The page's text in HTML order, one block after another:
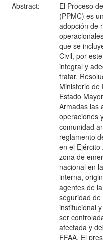
Abstract:
El Proceso
(PPMC) es
adopción de
que se
Civil, por
integral y
tratar.
Ministerio de
Estado
Armadas las
operaciones
comunidad
reglamento
en el
zona de
nacional en
interna,
agentes de
seguridad
institucional
ser
afectada y
FFAA. El